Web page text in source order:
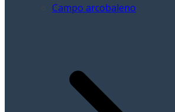
Campo arcobaleno